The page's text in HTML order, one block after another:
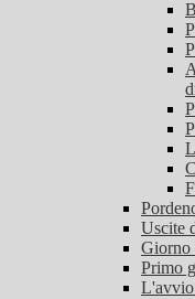
Uscite
Giorno
Primo
L'avvio